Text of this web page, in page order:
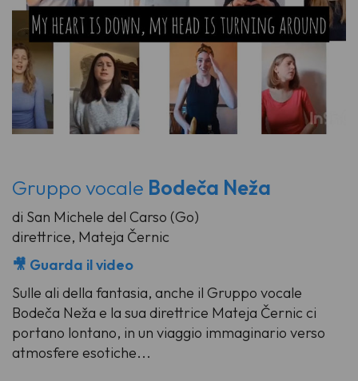
Gruppo vocale Bodeča Neža
di San Michele del Carso (Go)
direttrice, Mateja Černic
🎥 Guarda il video
Sulle ali della fantasia, anche il Gruppo vocale
Bodeča Neža e la sua direttrice Mateja Černic ci
portano lontano, in un viaggio immaginario verso
atmosfere esotiche...